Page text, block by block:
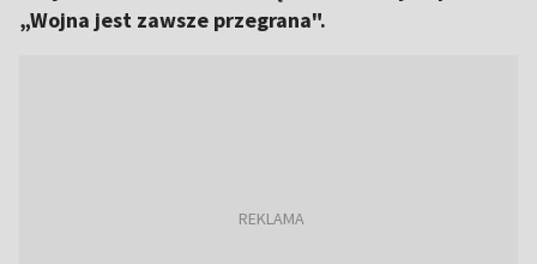
„Wojna jest zawsze przegrana".